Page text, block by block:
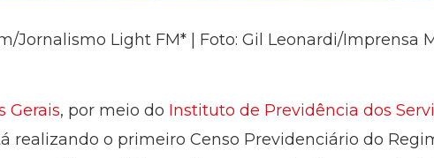
Jornalismo Light FM* | Foto: Gil Leonardi/Imprensa
Gerais, por meio do Instituto de Previdência dos
realizando o primeiro Censo Previdenciário do